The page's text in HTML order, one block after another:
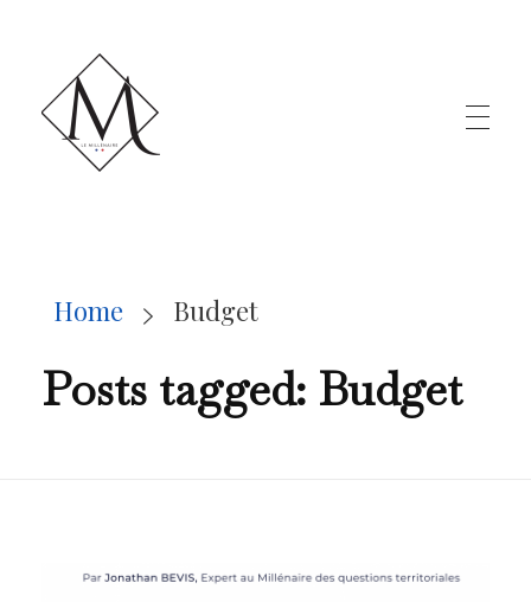
Home Budget
Posts tagged: Budget